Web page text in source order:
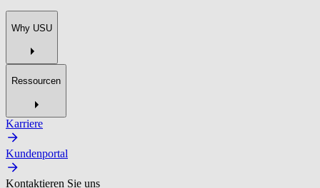
Why USU
Ressourcen
Karriere
Kundenportal
Kontaktieren Sie uns